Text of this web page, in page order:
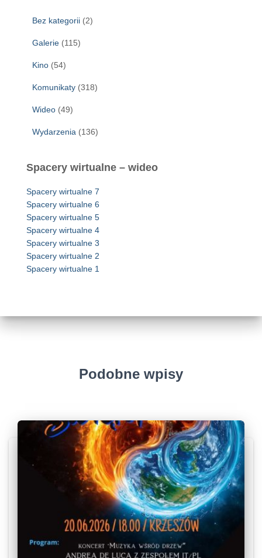
Bez kategorii (2)
Galerie (115)
Kino (54)
Komunikaty (318)
Wideo (49)
Wydarzenia (136)
Spacery wirtualne – wideo
Spacery wirtualne 7
Spacery wirtualne 6
Spacery wirtualne 5
Spacery wirtualne 4
Spacery wirtualne 3
Spacery wirtualne 2
Spacery wirtualne 1
Podobne wpisy